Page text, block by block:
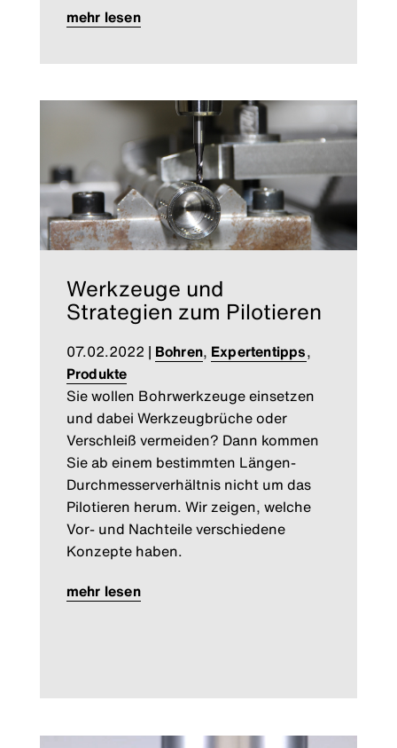
mehr lesen
Werkzeuge und
Strategien zum Pilotieren
07.02.2022 | Bohren, Expertentipps,
Produkte
Sie wollen Bohrwerkzeuge einsetzen
und dabei Werkzeugbrüche oder
Verschleiß vermeiden? Dann kommen
Sie ab einem bestimmten Längen-
Durchmesserverhältnis nicht um das
Pilotieren herum. Wir zeigen, welche
Vor- und Nachteile verschiedene
Konzepte haben.
mehr lesen